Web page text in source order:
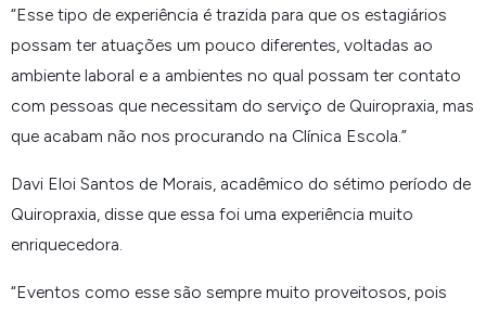
“Esse tipo de experiência é trazida para que os estagiários
possam ter atuações um pouco diferentes, voltadas ao
ambiente laboral e a ambientes no qual possam ter contato
com pessoas que necessitam do serviço de Quiropraxia, mas
que acabam não nos procurando na Clínica Escola.”
Davi Eloi Santos de Morais, acadêmico do sétimo período de
Quiropraxia, disse que essa foi uma experiência muito
enriquecedora.
“Eventos como esse são sempre muito proveitosos, pois